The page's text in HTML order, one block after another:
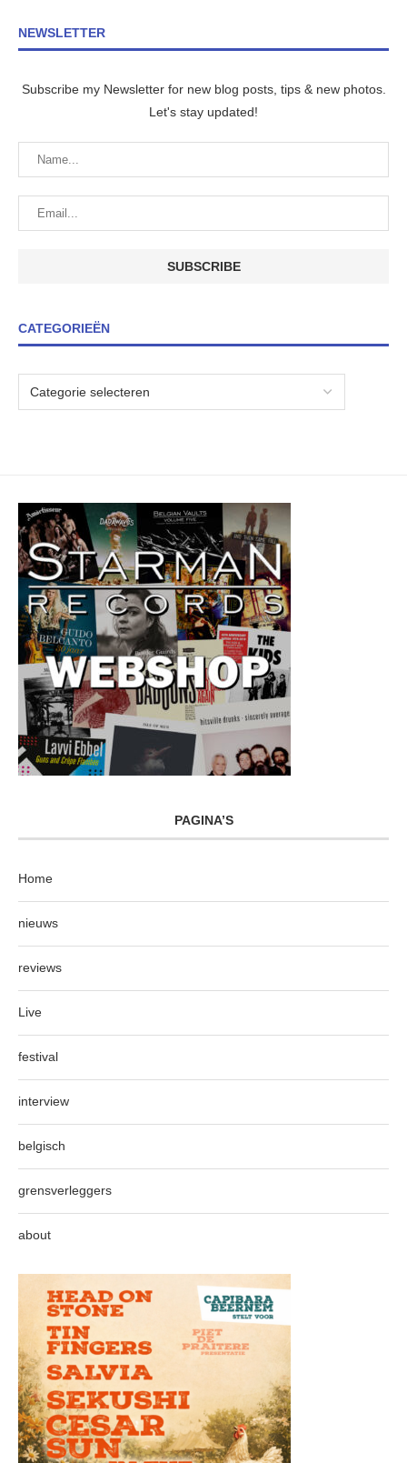
NEWSLETTER
Subscribe my Newsletter for new blog posts, tips & new photos.
Let's stay updated!
CATEGORIEËN
PAGINA’S
Home
nieuws
reviews
Live
festival
interview
belgisch
grensverleggers
about